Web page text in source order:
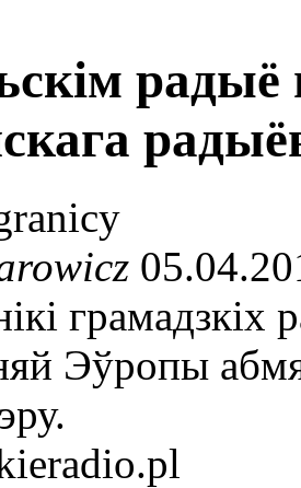
радыё
Эўропы